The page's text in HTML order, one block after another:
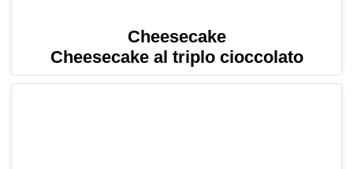
Cheesecake
Cheesecake al triplo cioccolato